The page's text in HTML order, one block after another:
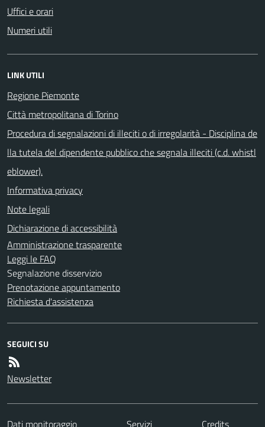
Uffici e orari
Numeri utili
LINK UTILI
Regione Piemonte
Città metropolitana di Torino
Procedura di segnalazioni di illeciti o di irregolarità - Disciplina de
lla tutela del dipendente pubblico che segnala illeciti (c.d. whistl
eblower).
Informativa privacy
Note legali
Dichiarazione di accessibilità
Amministrazione trasparente
Leggi le FAQ
Segnalazione disservizio
Prenotazione appuntamento
Richiesta d'assistenza
SEGUICI SU
Newsletter
Dati monitoraggio Servizi Credits